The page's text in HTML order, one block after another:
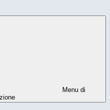
Menu di